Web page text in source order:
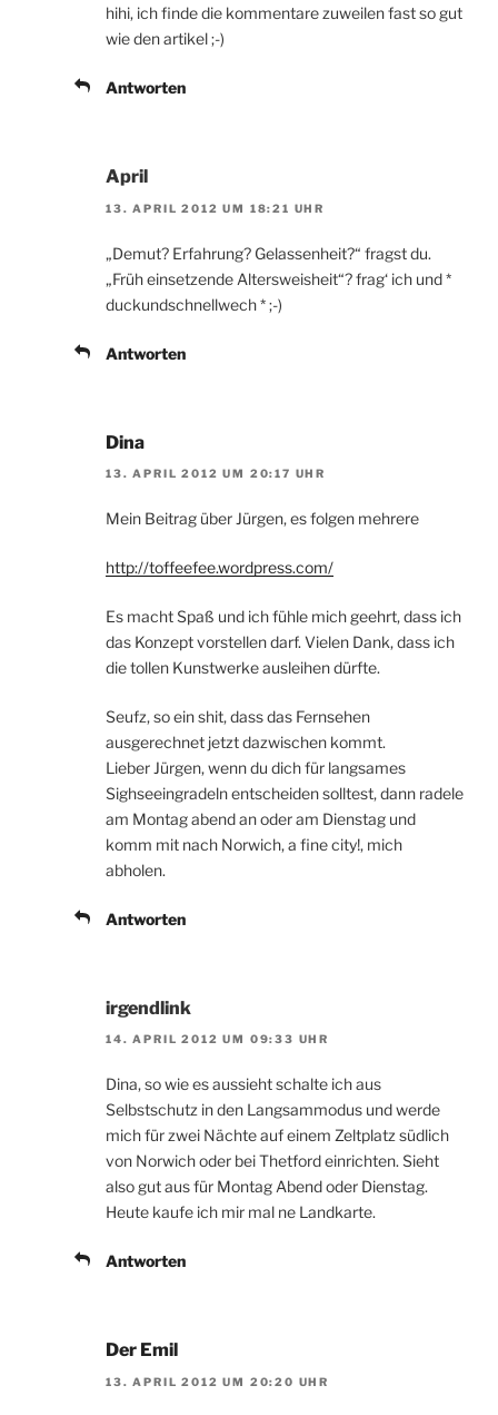
hihi, ich finde die kommentare zuweilen fast so gut
wie den artikel ;-)
Antworten
April
13. APRIL 2012 UM 18:21 UHR
„Demut? Erfahrung? Gelassenheit?“ fragst du.
„Früh einsetzende Altersweisheit“? frag‘ ich und *
duckundschnellwech * ;-)
Antworten
Dina
13. APRIL 2012 UM 20:17 UHR
Mein Beitrag über Jürgen, es folgen mehrere
http://toffeefee.wordpress.com/
Es macht Spaß und ich fühle mich geehrt, dass ich
das Konzept vorstellen darf. Vielen Dank, dass ich
die tollen Kunstwerke ausleihen dürfte.
Seufz, so ein shit, dass das Fernsehen
ausgerechnet jetzt dazwischen kommt.
Lieber Jürgen, wenn du dich für langsames
Sighseeingradeln entscheiden solltest, dann radele
am Montag abend an oder am Dienstag und
komm mit nach Norwich, a fine city!, mich
abholen.
Antworten
irgendlink
14. APRIL 2012 UM 09:33 UHR
Dina, so wie es aussieht schalte ich aus
Selbstschutz in den Langsammodus und werde
mich für zwei Nächte auf einem Zeltplatz südlich
von Norwich oder bei Thetford einrichten. Sieht
also gut aus für Montag Abend oder Dienstag.
Heute kaufe ich mir mal ne Landkarte.
Antworten
Der Emil
13. APRIL 2012 UM 20:20 UHR